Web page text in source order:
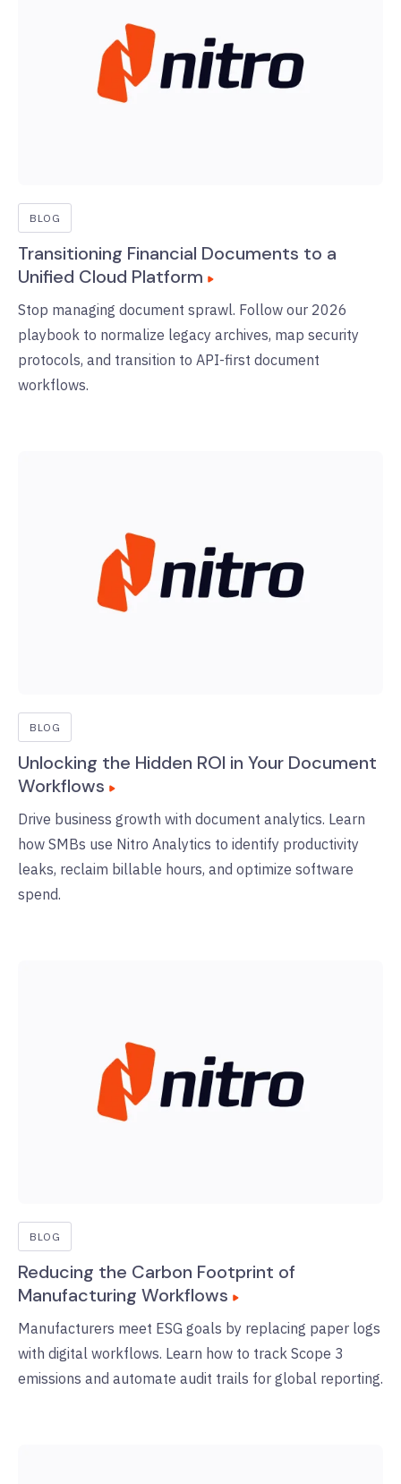
BLOG
Transitioning Financial Documents to a
Unified Cloud Platform
Stop managing document sprawl. Follow our 2026
playbook to normalize legacy archives, map security
protocols, and transition to API-first document
workflows.
BLOG
Unlocking the Hidden ROI in Your Document
Workflows
Drive business growth with document analytics. Learn
how SMBs use Nitro Analytics to identify productivity
leaks, reclaim billable hours, and optimize software
spend.
BLOG
Reducing the Carbon Footprint of
Manufacturing Workflows
Manufacturers meet ESG goals by replacing paper logs
with digital workflows. Learn how to track Scope 3
emissions and automate audit trails for global reporting.